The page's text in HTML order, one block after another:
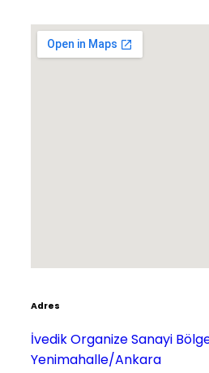
Adres
İvedik Organize Sanayi
Yenimahalle/Ankara